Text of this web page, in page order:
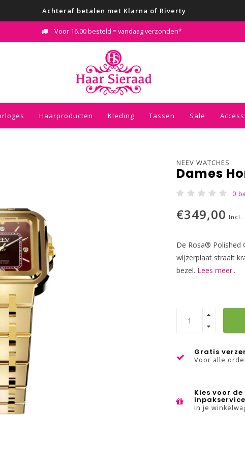
Achteraf betalen met Klarna of Riverty
Voor 16.00 besteld = vandaag verzonden*
Haarproducten Kleding Tassen Sale
NEEV WATCHES
Dames
0
€349,00 Incl.
De Rosa® Polished
wijzerplaat straalt
bezel. Lees meer..
Gratis
Voor alle
Kies voor
inpakservice
In je